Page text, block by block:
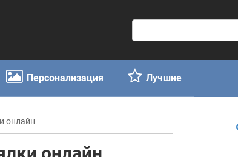
о
с
к
:
Персонализация Лучшие
онлайн